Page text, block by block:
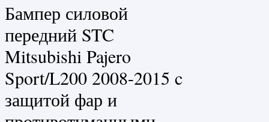
Бампер силовой
передний STC
Mitsubishi Pajero
Sport/L200 2008-2015 c
защитой фар и